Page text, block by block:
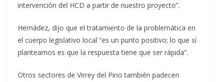
intervención del HCD a partir de nuestro proyecto”.
Hernádez, dijo que el tratamiento de la problemática en
el cuerpo legislativo local “es un punto positivo; lo que sí
planteamos es que la respuesta tiene que ser rápida”.
Otros sectores de Virrey del Pino también padecen